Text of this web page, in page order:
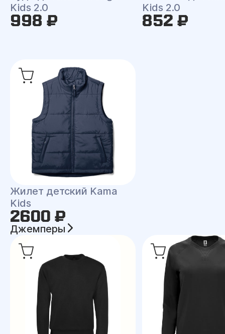
Kids 2.0
998 ₽
Kids 2.0
852 ₽
Жилет детский Kama
Kids
2600 ₽
Джемперы